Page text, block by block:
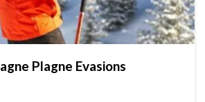
Plagne Evasions